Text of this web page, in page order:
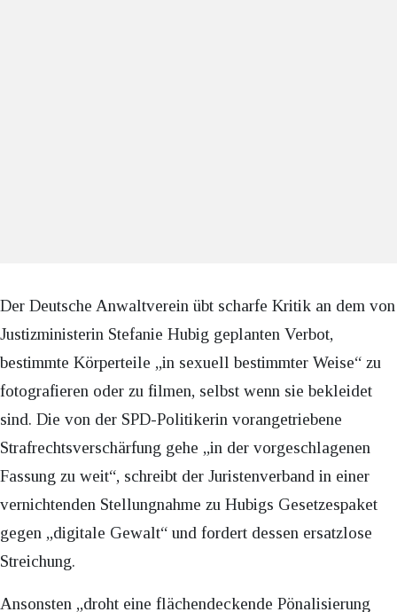
Der Deutsche Anwaltverein übt scharfe Kritik an dem von
Justizministerin Stefanie Hubig geplanten Verbot,
bestimmte Körperteile „in sexuell bestimmter Weise“ zu
fotografieren oder zu filmen, selbst wenn sie bekleidet
sind. Die von der SPD-Politikerin vorangetriebene
Strafrechtsverschärfung gehe „in der vorgeschlagenen
Fassung zu weit“, schreibt der Juristenverband in einer
vernichtenden Stellungnahme zu Hubigs Gesetzespaket
gegen „digitale Gewalt“ und fordert dessen ersatzlose
Streichung.
Ansonsten „droht eine flächendeckende Pönalisierung